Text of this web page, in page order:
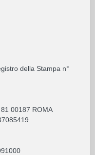
della Stampa n°
00187 ROMA